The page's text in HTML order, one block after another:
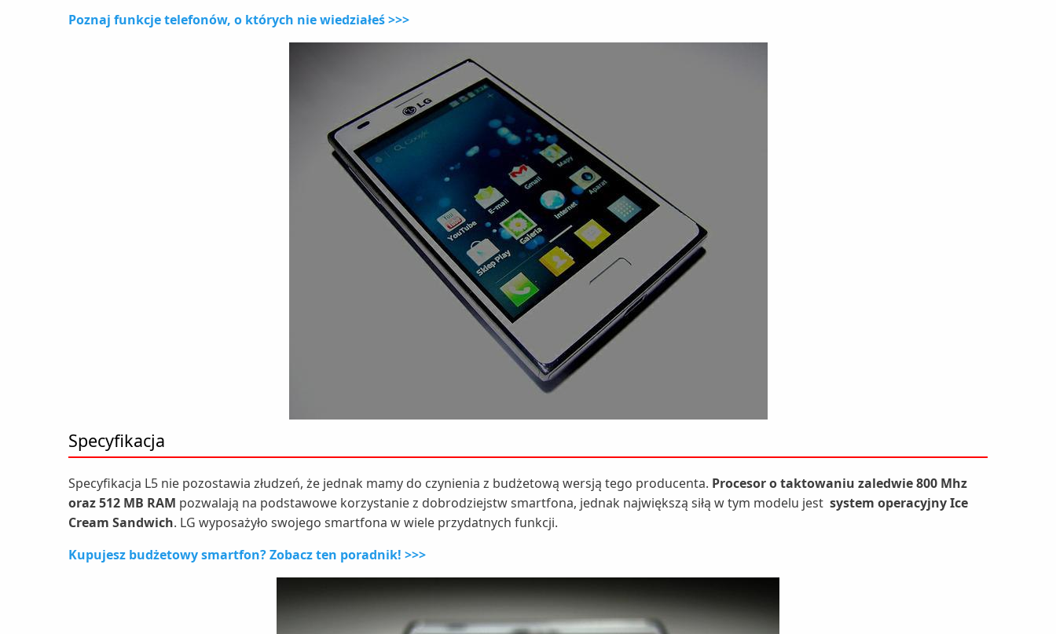
Poznaj funkcje telefonów, o których nie wiedziałeś >>>
Specyfikacja
Specyfikacja L5 nie pozostawia złudzeń, że jednak mamy do czynienia z budżetową wersją tego producenta. Procesor o taktowaniu zaledwie 800 Mhz
oraz 512 MB RAM pozwalają na podstawowe korzystanie z dobrodziejstw smartfona, jednak największą siłą w tym modelu jest system operacyjnyIce
Cream Sandwich. LG wyposażyło swojego smartfona w wiele przydatnych funkcji.
Kupujesz budżetowy smartfon? Zobacz ten poradnik! >>>